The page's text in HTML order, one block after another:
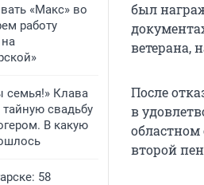
«Макс» во
работу
семья!» Клава
свадьбу
В какую
58
был
ветерана,
После
в
областном
второй